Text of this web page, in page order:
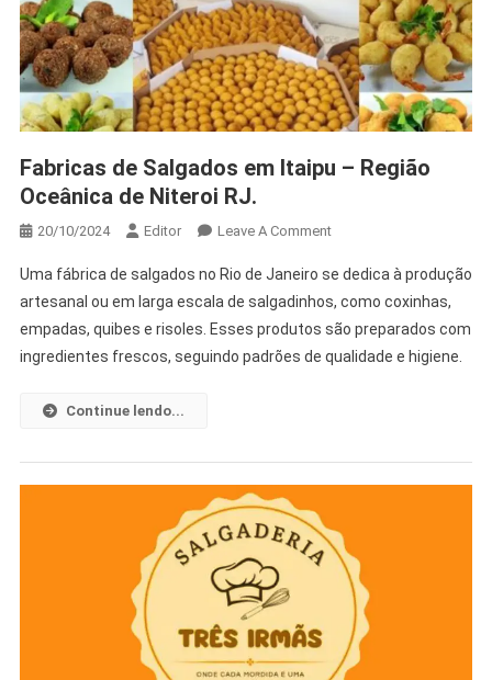
Fabricas de Salgados em Itaipu – Região
Oceânica de Niteroi RJ.
20/10/2024 Editor Leave A Comment
Uma fábrica de salgados no Rio de Janeiro se dedica à produção
artesanal ou em larga escala de salgadinhos, como coxinhas,
empadas, quibes e risoles. Esses produtos são preparados com
ingredientes frescos, seguindo padrões de qualidade e higiene.
Continue lendo...